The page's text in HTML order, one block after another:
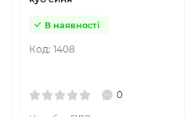
Код: 1408
В наявності
0